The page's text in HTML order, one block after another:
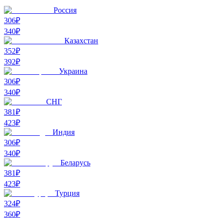
Россия
306₽
340₽
Казахстан
352₽
392₽
Украина
306₽
340₽
СНГ
381₽
423₽
Индия
306₽
340₽
Беларусь
381₽
423₽
Турция
324₽
360₽